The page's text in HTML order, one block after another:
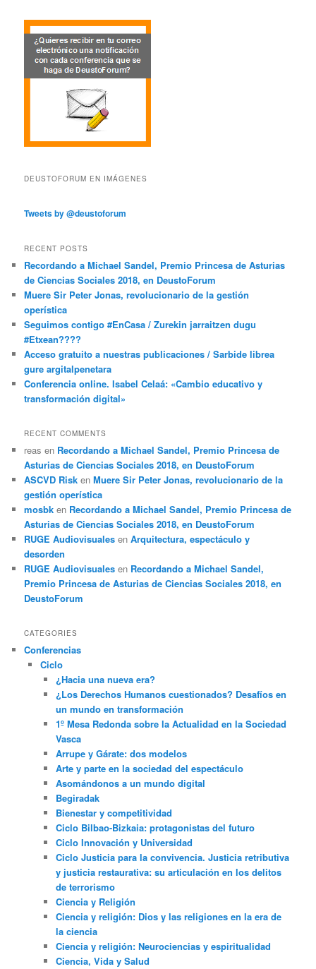
DEUSTOFORUM EN IMÁGENES
Tweets by @deustoforum
RECENT POSTS
Recordando a Michael Sandel, Premio Princesa de Asturias
de Ciencias Sociales 2018, en DeustoForum
Muere Sir Peter Jonas, revolucionario de la gestión
operística
Seguimos contigo #EnCasa / Zurekin jarraitzen dugu
#Etxean????
Acceso gratuito a nuestras publicaciones / Sarbide librea
gure argitalpenetara
Conferencia online. Isabel Celaá: «Cambio educativo y
transformación digital»
RECENT COMMENTS
reas en Recordando a Michael Sandel, Premio Princesa de
Asturias de Ciencias Sociales 2018, en DeustoForum
ASCVD Risk enMuere Sir Peter Jonas, revolucionario de la
gestión operística
mosbk en Recordando a Michael Sandel, Premio Princesa de
Asturias de Ciencias Sociales 2018, en DeustoForum
RUGE Audiovisuales enArquitectura, espectáculo y
desorden
RUGE Audiovisuales en Recordando a Michael Sandel,
Premio Princesa de Asturias de Ciencias Sociales 2018, en
DeustoForum
CATEGORIES
Conferencias
Ciclo
¿Hacia una nueva era?
¿Los Derechos Humanos cuestionados? Desafíos en
un mundo en transformación
1º Mesa Redonda sobre la Actualidad en la Sociedad
Vasca
Arrupe y Gárate: dos modelos
Arte y parte en la sociedad del espectáculo
Asomándonos a un mundo digital
Begiradak
Bienestar y competitividad
Ciclo Bilbao-Bizkaia: protagonistas del futuro
Ciclo Innovación y Universidad
Ciclo Justicia para la convivencia. Justicia retributiva
y justicia restaurativa: su articulación en los delitos
de terrorismo
Ciencia y Religión
Ciencia y religión: Dios y las religiones en la era de
la ciencia
Ciencia y religión: Neurociencias y espiritualidad
Ciencia, Vida y Salud